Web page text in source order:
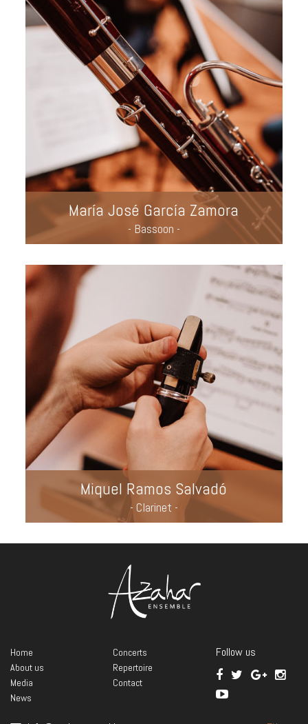
María José García Zamora
- Bassoon -
Miquel Ramos Salvadó
- Clarinet -
Home
About us
Media
News
Concerts
Repertoire
Contact
Follow us